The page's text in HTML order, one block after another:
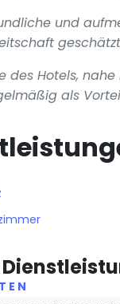
und
des Hotels,
als